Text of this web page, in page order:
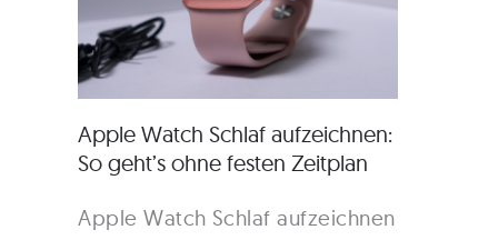
Apple Watch Schlaf aufzeichnen:
So geht’s ohne festen Zeitplan
Apple Watch Schlaf aufzeichnen